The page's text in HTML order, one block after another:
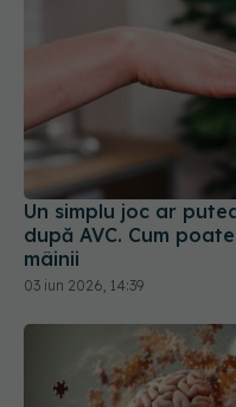
Un simplu joc ar
după AVC. Cum
mâinii
03 iun 2026, 14:39